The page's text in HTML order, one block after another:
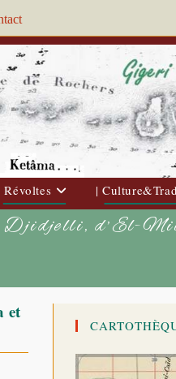
Révoltes |
Djidjelli, d’El-
et